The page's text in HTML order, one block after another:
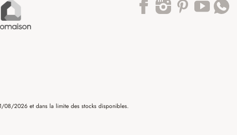
08/2026 et dans la limite des stocks disponibles.